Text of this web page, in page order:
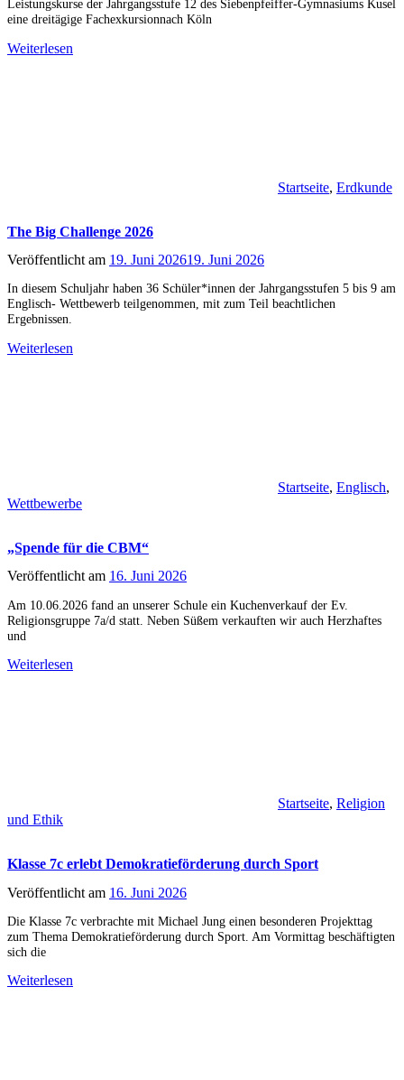
Leistungskurse der Jahrgangsstufe 12 des Siebenpfeiffer-Gymnasiums Kusel
eine dreitägige Fachexkursionnach Köln
Weiterlesen
Startseite, Erdkunde
The Big Challenge 2026
Veröffentlicht am 19. Juni 202619. Juni 2026
In diesem Schuljahr haben 36 Schüler*innen der Jahrgangsstufen 5 bis 9 am
Englisch- Wettbewerb teilgenommen, mit zum Teil beachtlichen
Ergebnissen.
Weiterlesen
Startseite, Englisch,
Wettbewerbe
„Spende für die CBM“
Veröffentlicht am 16. Juni 2026
Am 10.06.2026 fand an unserer Schule ein Kuchenverkauf der Ev.
Religionsgruppe 7a/d statt. Neben Süßem verkauften wir auch Herzhaftes
und
Weiterlesen
Startseite, Religion
und Ethik
Klasse 7c erlebt Demokratieförderung durch Sport
Veröffentlicht am 16. Juni 2026
Die Klasse 7c verbrachte mit Michael Jung einen besonderen Projekttag
zum Thema Demokratieförderung durch Sport. Am Vormittag beschäftigten
sich die
Weiterlesen